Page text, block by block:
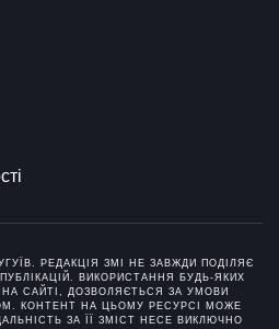
РЕДАКЦІЯ ЗМІ НЕ ЗАВЖДИ ПОДІЛЯЄ
ВИКОРИСТАННЯ БУДЬ-ЯКИХ
НА САЙТІ, ДОЗВОЛЯЄТЬСЯ ЗА УМОВИ
КОНТЕНТ НА ЦЬОМУ РЕСУРСІ МОЖЕ
ЗА ЇЇ ЗМІСТ НЕСЕ ВИКЛЮЧНО